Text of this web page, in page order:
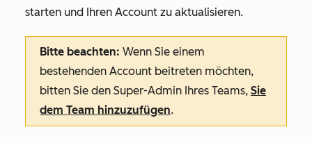
starten und Ihren Account zu aktualisieren.
Bitte beachten: Wenn Sie einem
bestehenden Account beitreten möchten,
bitten Sie den Super-Admin Ihres Teams, Sie
dem Team hinzuzufügen.